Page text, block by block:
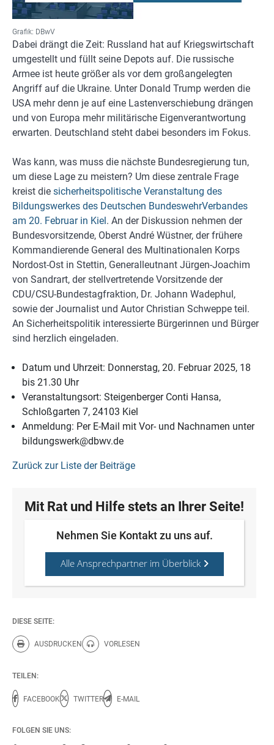
Grafik: DBwV
Dabei drängt die Zeit: Russland hat auf Kriegswirtschaft
umgestellt und füllt seine Depots auf. Die russische
Armee ist heute größer als vor dem großangelegten
Angriff auf die Ukraine. Unter Donald Trump werden die
USA mehr denn je auf eine Lastenverschiebung drängen
und von Europa mehr militärische Eigenverantwortung
erwarten. Deutschland steht dabei besonders im Fokus.
Was kann, was muss die nächste Bundesregierung tun,
um diese Lage zu meistern? Um diese zentrale Frage
kreist die sicherheitspolitische Veranstaltung des
Bildungswerkes des Deutschen BundeswehrVerbandes
am 20. Februar in Kiel. An der Diskussion nehmen der
Bundesvorsitzende, Oberst André Wüstner, der frühere
Kommandierende General des Multinationalen Korps
Nordost-Ost in Stettin, Generalleutnant Jürgen-Joachim
von Sandrart, der stellvertretende Vorsitzende der
CDU/CSU-Bundestagfraktion, Dr. Johann Wadephul,
sowie der Journalist und Autor Christian Schweppe teil.
An Sicherheitspolitik interessierte Bürgerinnen und Bürger
sind herzlich eingeladen.
Datum und Uhrzeit: Donnerstag, 20. Februar 2025, 18
bis 21.30 Uhr
Veranstaltungsort: Steigenberger Conti Hansa,
Schloßgarten 7, 24103 Kiel
Anmeldung: Per E-Mail mit Vor- und Nachnamen unter
bildungswerk@dbwv.de
Zurück zur Liste der Beiträge
Mit Rat und Hilfe stets an Ihrer Seite!
Nehmen Sie Kontakt zu uns auf.
Alle Ansprechpartner im Überblick
DIESE SEITE:
AUSDRUCKEN
Diese Seite drucken.
VORLESEN
Diese Seite vorlesen.
TEILEN:
FACEBOOK TWITTER E-MAIL
FOLGEN SIE UNS: